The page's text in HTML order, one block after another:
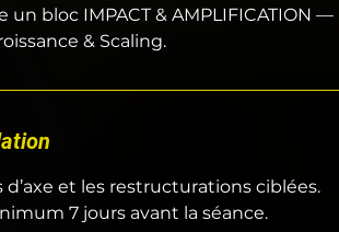
bloc IMPACT & AMPLIFICATION —
& Scaling.
et les restructurations ciblées.
7 jours avant la séance.